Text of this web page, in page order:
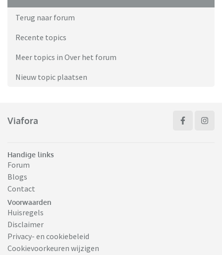
Terug naar forum
Recente topics
Meer topics in Over het forum
Nieuw topic plaatsen
Viafora
Handige links
Forum
Blogs
Contact
Voorwaarden
Huisregels
Disclaimer
Privacy- en cookiebeleid
Cookievoorkeuren wijzigen